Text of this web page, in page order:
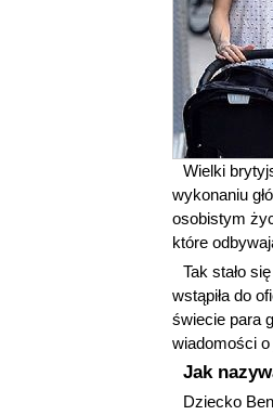
Wielki
wykonaniu
osobistym
które
Tak stało
wstąpiła do
świecie para
wiadomości o
Jak
Dziecko